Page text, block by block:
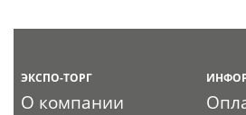
ЭКСПО-ТОРГ
О компании